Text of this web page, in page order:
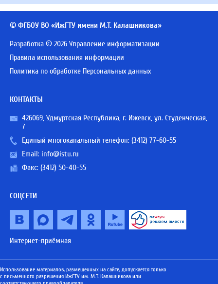
© ФГБОУ ВО «ИжГТУ имени М.Т. Калашникова»
Разработка © 2026 Управление информатизации
Правила использования информации
Политика по обработке Персональных данных
КОНТАКТЫ
426069, Удмуртская Республика, г. Ижевск, ул. Студенческая,
7
Единый многоканальный телефон: (3412) 77-60-55
Email: info@istu.ru
Факс: (3412) 50-40-55
СОЦСЕТИ
Интернет-приёмная
Использование материалов, размещенных на сайте, допускается только
с письменного разрешения ИжГТУ им. М.Т. Калашникова или